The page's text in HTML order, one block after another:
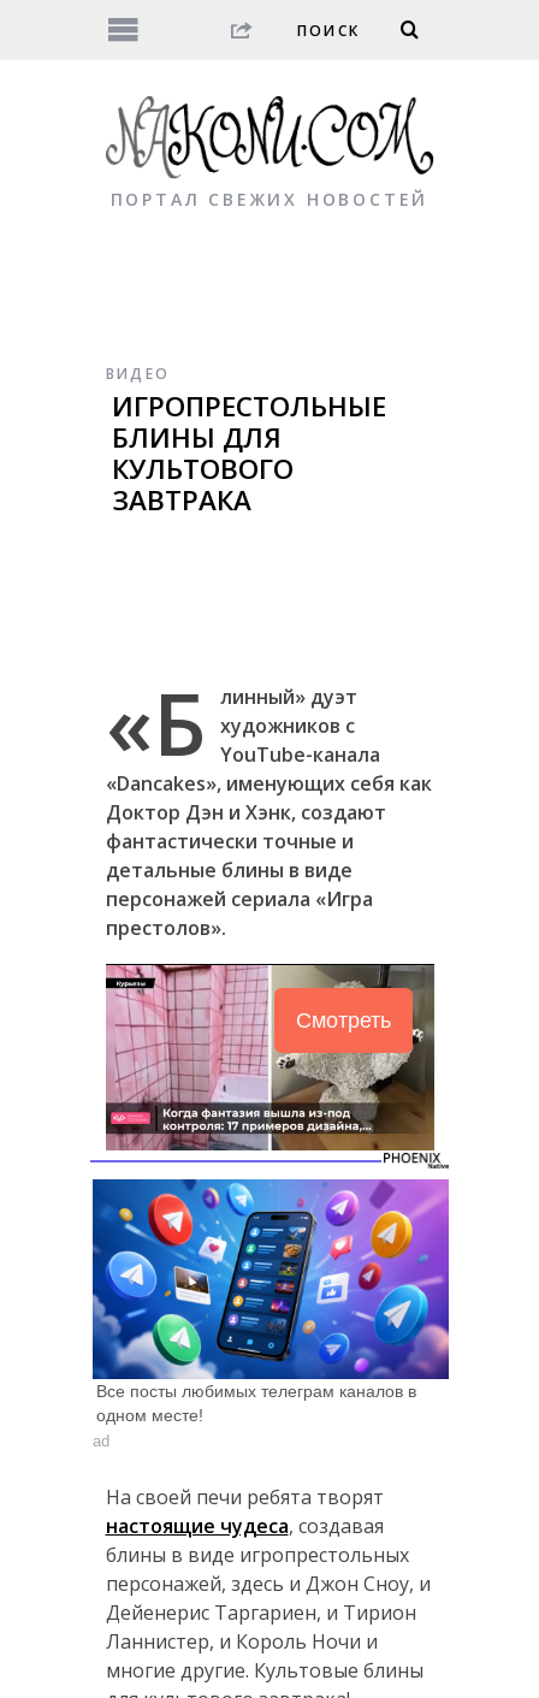
ПОРТАЛ СВЕЖИХ НОВОСТЕЙ
ВИДЕО
ИГРОПРЕСТОЛЬНЫЕ
БЛИНЫ ДЛЯ
КУЛЬТОВОГО
ЗАВТРАКА
«Б
линный» дуэт
художников с
YouTube-канала
«Dancakes», именующих себя как
Доктор Дэн и Хэнк, создают
фантастически точные и
детальные блины в виде
персонажей сериала «Игра
престолов».
Смотреть
Следующее видео Отмена
Все посты любимых телеграм каналов в
одном месте!
ad
На своей печи ребята творят
настоящие чудеса, создавая
блины в виде игропрестольных
персонажей, здесь и Джон Сноу, и
Дейенерис Таргариен, и Тирион
Ланнистер, и Король Ночи и
многие другие. Культовые блины